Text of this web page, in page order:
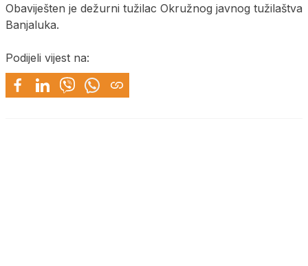
Obaviješten je dežurni tužilac Okružnog javnog tužilaštva
Banjaluka.
Podijeli vijest na: